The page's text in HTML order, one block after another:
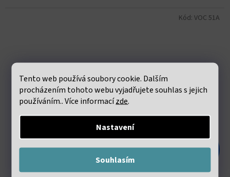
Tento web používá soubory cookie. Dalším
procházením tohoto webu vyjadřujete souhlas s jejich
používáním.. Více informacízde.
Nastavení
Souhlasím
278 Kč
Kód: VOC 51A